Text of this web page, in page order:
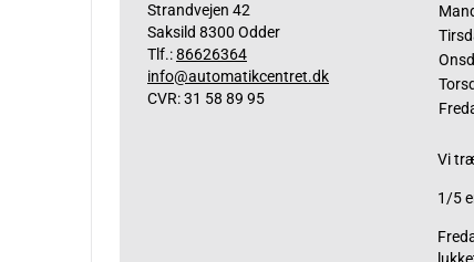
Strandvejen 42
Saksild 8300 Odder
Tlf.:86626364
info@automatikcentret.dk
CVR: 31 58 89 95
Vi
1/5